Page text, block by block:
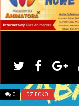
0 DZIECKO